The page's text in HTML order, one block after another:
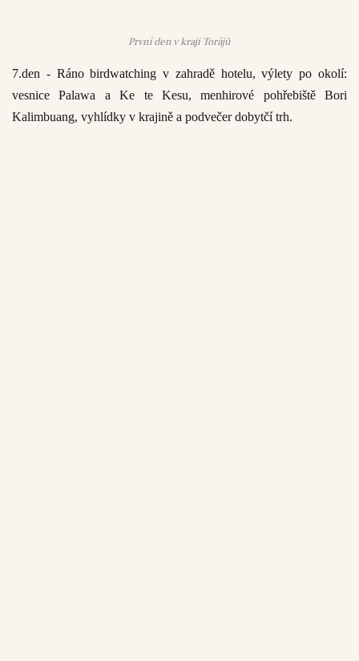
První den v kraji Torájů
7.den - Ráno birdwatching v zahradě hotelu, výlety po okolí:
vesnice Palawa a Ke te Kesu, menhirové pohřebiště Bori
Kalimbuang, vyhlídky v krajině a podvečer dobytčí trh.